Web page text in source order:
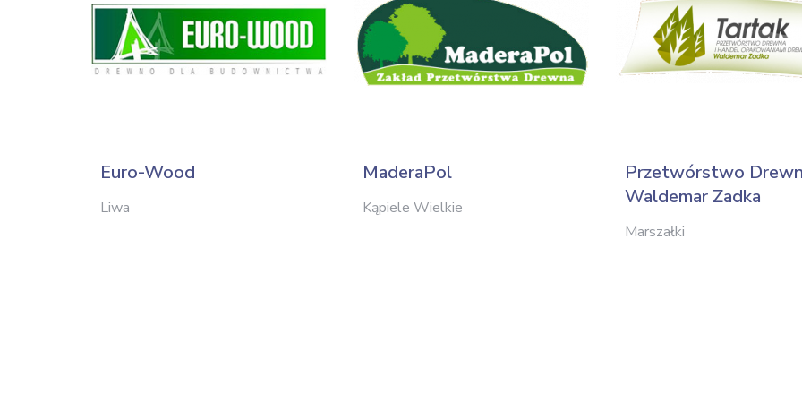
Euro-Wood
Liwa
MaderaPol
Kąpiele Wielkie
Przetwórstwo
Waldemar Zadka
Marszałki